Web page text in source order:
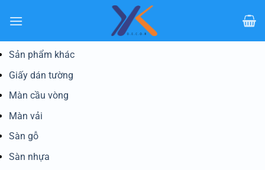
qua
dungSản phẩm khác
Giấy dán tường
Màn cầu vòng
Màn vải
Sàn gỗ
Sàn nhựa